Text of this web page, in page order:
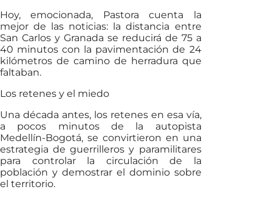
Hoy, emocionada, Pastora cuenta la
mejor de las noticias: la distancia entre
San Carlos y Granada se reducirá de 75 a
40 minutos con la pavimentación de 24
kilómetros de camino de herradura que
faltaban.
Los retenes y el miedo
Una década antes, los retenes en esa vía,
a pocos minutos de la autopista
Medellín-Bogotá, se convirtieron en una
estrategia de guerrilleros y paramilitares
para controlar la circulación de la
población y demostrar el dominio sobre
el territorio.